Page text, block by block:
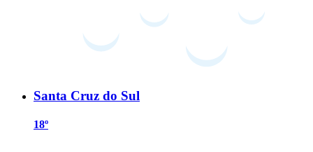
Santa Cruz do Sul
18º